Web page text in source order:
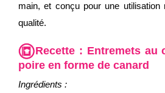
main, et conçu pour une utilisation
qualité.
Recette : Entremets au
poire en forme de canard
Ingrédients :